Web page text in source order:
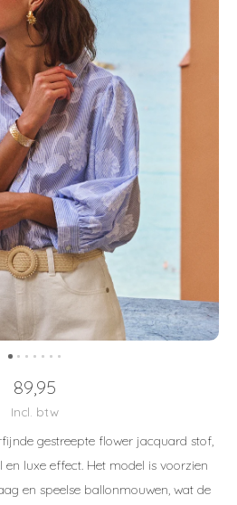
89,95
Incl. btw
gestreepte flower jacquard stof,
luxe effect. Het model is voorzien
en speelse ballonmouwen, wat de